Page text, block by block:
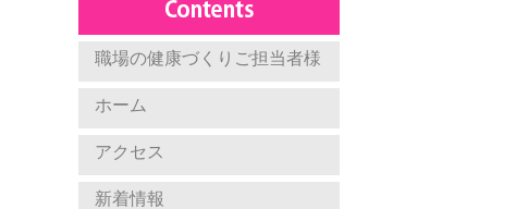
職場の健康づくりご担当者様
ホーム
アクセス
新着情報